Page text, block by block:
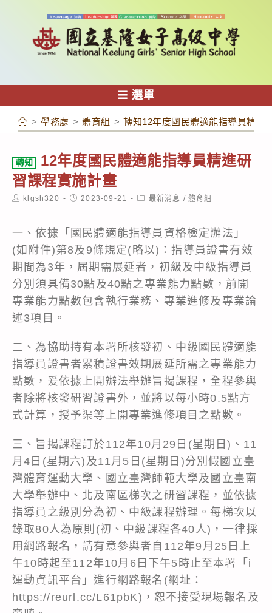
容
選單
> 學務處 > 體育組 > 轉知12年度國民體適能指導員精進
轉知
12年度國民體適能指導員精進研
習課程實施計畫
Postklgsh320
Post2023-09-21
Post最新消息 / 體育組
一、依據「國民體適能指導員資格檢定辦法」
(如附件)第8及9條規定(略以)：指導員證書有效
期間為3年，屆期需展延者，初級及中級指導員
分別須具備30點及40點之專業能力點數，前開
專業能力點數包含執行業務、專業進修及專業論
述3項目。
二、為協助持有本署所核發初、中級國民體適能
指導員證書者累積證書效期展延所需之專業能力
點數，爰依據上開辦法舉辦旨揭課程，全程參與
者除將核發研習證書外，並將以每小時0.5點方
式計算，授予渠等上開專業進修項目之點數。
三、旨揭課程訂於112年10月29日(星期日)、11
月4日(星期六)及11月5日(星期日)分別假國立臺
灣體育運動大學、國立臺灣師範大學及國立臺南
大學舉辦中、北及南區梯次之研習課程，並依據
指導員之級別分為初、中級課程辦理。每梯次以
錄取80人為原則(初、中級課程各40人)，一律採
用網路報名，請有意參與者自112年9月25日上
午10時起至112年10月6日下午5時止至本署「i
運動資訊平台」進行網路報名(網址：
https://reurl.cc/L61pbK)，恕不接受現場報名及